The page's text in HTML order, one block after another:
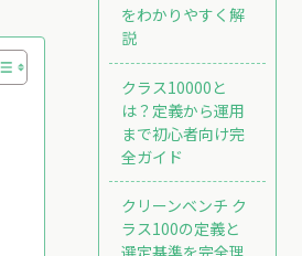
をわかりやすく解
説
クラス10000と
は？定義から運用
まで初心者向け完
全ガイド
クリーンベンチ ク
ラス100の定義と